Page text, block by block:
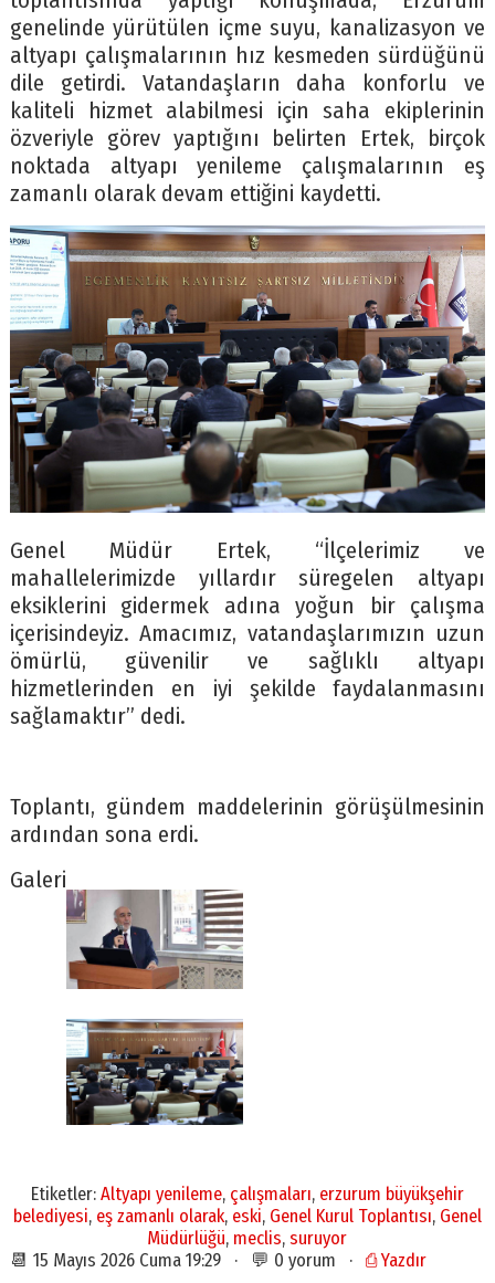
genelinde yürütülen içme suyu, kanalizasyon ve
altyapı çalışmalarının hız kesmeden sürdüğünü
dile getirdi. Vatandaşların daha konforlu ve
kaliteli hizmet alabilmesi için saha ekiplerinin
özveriyle görev yaptığını belirten Ertek, birçok
noktada altyapı yenileme çalışmalarının eş
zamanlı olarak devam ettiğini kaydetti.
Genel Müdür Ertek, “İlçelerimiz ve
mahallelerimizde yıllardır süregelen altyapı
eksiklerini gidermek adına yoğun bir çalışma
içerisindeyiz. Amacımız, vatandaşlarımızın uzun
ömürlü, güvenilir ve sağlıklı altyapı
hizmetlerinden en iyi şekilde faydalanmasını
sağlamaktır” dedi.
Toplantı, gündem maddelerinin görüşülmesinin
ardından sona erdi.
Galeri
Etiketler: Altyapı yenileme, çalışmaları, erzurum büyükşehir
belediyesi, eş zamanlı olarak, eski, Genel Kurul Toplantısı, Genel
Müdürlüğü, meclis,suruyor
📆 15 Mayıs 2026 Cuma 19:29 · 💬 0 yorum · ⎙ Yazdır